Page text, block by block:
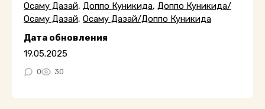
Осаму Дазай, Доппо Куникида, Доппо Куникида/
Осаму Дазай, Осаму Дазай/Доппо Куникида
Дата обновления
19.05.2025
0 30